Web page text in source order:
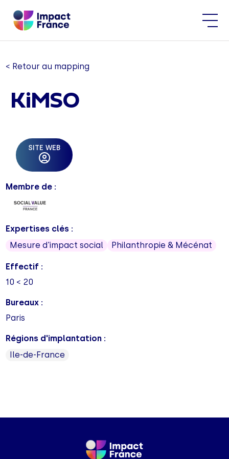
< Retour au mapping
KiMSO
SITE WEB
Membre de :
Expertises clés :
Mesure d'impact social
Philanthropie & Mécénat
Effectif :
10 < 20
Bureaux :
Paris
Régions d'implantation :
Ile-de-France